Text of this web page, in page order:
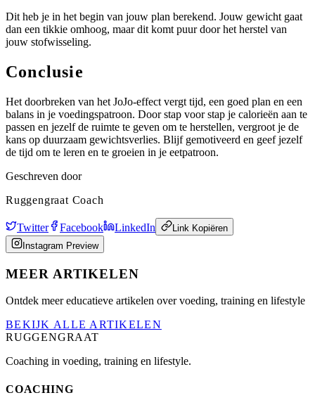
Dit heb je in het begin van jouw plan berekend. Jouw gewicht gaat
dan een tikkie omhoog, maar dit komt puur door het herstel van
jouw stofwisseling.
Conclusie
Het doorbreken van het JoJo-effect vergt tijd, een goed plan en een
balans in je voedingspatroon. Door stap voor stap je calorieën aan te
passen en jezelf de ruimte te geven om te herstellen, vergroot je de
kans op duurzaam gewichtsverlies. Blijf gemotiveerd en geef jezelf
de tijd om te leren en te groeien in je eetpatroon.
Geschreven door
Ruggengraat Coach
Twitter Facebook LinkedIn
Link Kopiëren
Instagram Preview
MEER ARTIKELEN
Ontdek meer educatieve artikelen over voeding, training en lifestyle
BEKIJK ALLE ARTIKELEN
RUGGENGRAAT
Coaching in voeding, training en lifestyle.
COACHING